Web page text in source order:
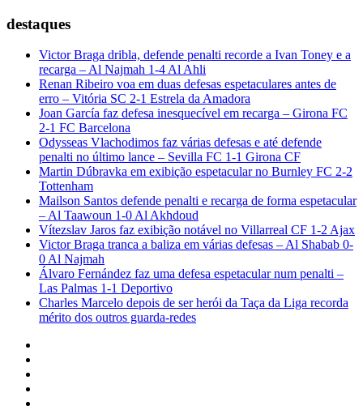
destaques
Victor Braga dribla, defende penalti recorde a Ivan Toney e a
recarga – Al Najmah 1-4 Al Ahli
Renan Ribeiro voa em duas defesas espetaculares antes de
erro – Vitória SC 2-1 Estrela da Amadora
Joan García faz defesa inesquecível em recarga – Girona FC
2-1 FC Barcelona
Odysseas Vlachodimos faz várias defesas e até defende
penalti no último lance – Sevilla FC 1-1 Girona CF
Martin Dúbravka em exibição espetacular no Burnley FC 2-2
Tottenham
Mailson Santos defende penalti e recarga de forma espetacular
– Al Taawoun 1-0 Al Akhdoud
Vítezslav Jaros faz exibição notável no Villarreal CF 1-2 Ajax
Victor Braga tranca a baliza em várias defesas – Al Shabab 0-
0 Al Najmah
Álvaro Fernández faz uma defesa espetacular num penalti –
Las Palmas 1-1 Deportivo
Charles Marcelo depois de ser herói da Taça da Liga recorda
mérito dos outros guarda-redes